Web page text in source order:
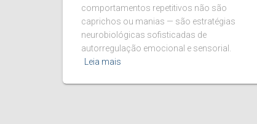
comportamentos repetitivos não são
caprichos ou manias — são estratégias
neurobiológicas sofisticadas de
autorregulação emocional e sensorial.
Leia mais